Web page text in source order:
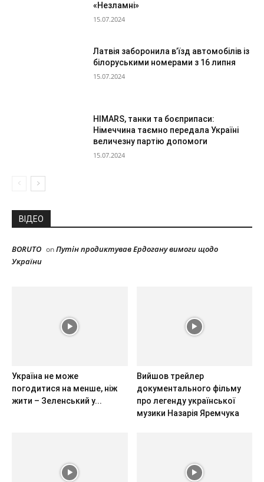
«Незламні»
15.07.2024
Латвія заборонила в’їзд автомобілів із
білоруськими номерами з 16 липня
15.07.2024
HIMARS, танки та боєприпаси:
Німеччина таємно передала Україні
величезну партію допомоги
15.07.2024
ВІДЕО
BORUTO onПутін продиктував Ердогану вимоги щодо
України
Україна не може
погодитися на менше, ніж
жити – Зеленський у...
Вийшов трейлер
документального фільму
про легенду української
музики Назарія Яремчука